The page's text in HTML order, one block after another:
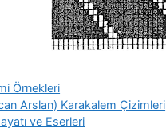
Örnekleri
Arslan) Karakalem Çizimleri
ve Eserleri